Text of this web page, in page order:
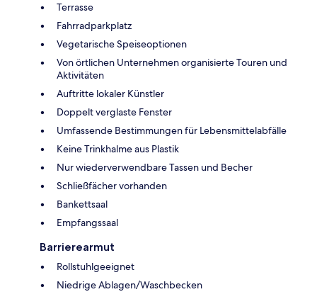
Terrasse
Fahrradparkplatz
Vegetarische Speiseoptionen
Von örtlichen Unternehmen organisierte Touren und
Aktivitäten
Auftritte lokaler Künstler
Doppelt verglaste Fenster
Umfassende Bestimmungen für Lebensmittelabfälle
Keine Trinkhalme aus Plastik
Nur wiederverwendbare Tassen und Becher
Schließfächer vorhanden
Bankettsaal
Empfangssaal
Barrierearmut
Rollstuhlgeeignet
Niedrige Ablagen/Waschbecken